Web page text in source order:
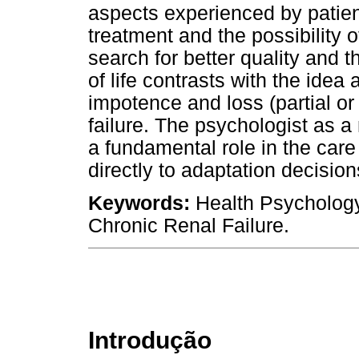
aspects experienced by
treatment and the possibility
search for better quality and
of life contrasts with the idea
impotence and loss (partial
failure. The psychologist as
a fundamental role in the
directly to adaptation
Keywords: Health
Chronic Renal Failure.
Introdução